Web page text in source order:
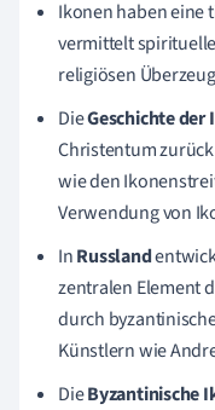
Ikonen haben eine
vermittelt
religiösen
DieGeschichte
Christentum
wie den
Verwendung von
InRussland
zentralen Element
durch
Künstlern wie
DieByzantinische